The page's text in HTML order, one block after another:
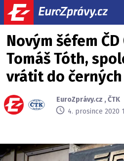
Novým šéfem
Tomáš Tóth,
vrátit do
EuroZprávy.cz ,ČTK
4. prosince 2020